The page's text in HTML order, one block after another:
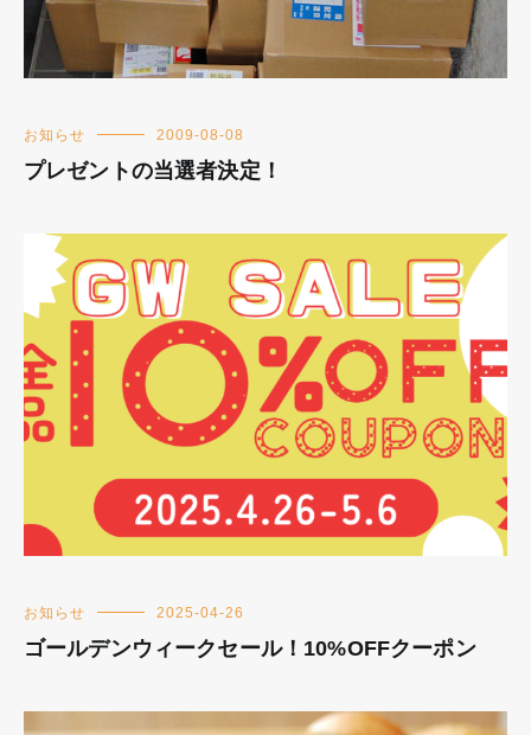
お知らせ 2009-08-08
プレゼントの当選者決定！
お知らせ 2025-04-26
ゴールデンウィークセール！10%OFFクーポン